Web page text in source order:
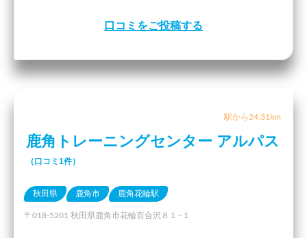
口コミをご投稿する
駅から24.31km
鹿角トレーニングセンター アルパス
（口コミ1件）
秋田県 鹿角市 鹿角花輪駅
〒018-5201 秋田県鹿角市花輪百合沢８１−１